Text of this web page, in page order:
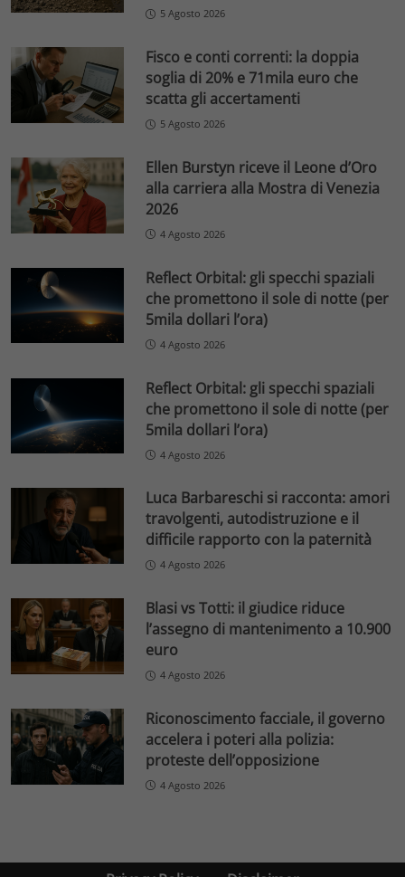
5 Agosto 2026
Fisco e conti correnti: la doppia
soglia di 20% e 71mila euro che
scatta gli accertamenti
5 Agosto 2026
Ellen Burstyn riceve il Leone d’Oro
alla carriera alla Mostra di Venezia
2026
4 Agosto 2026
Reflect Orbital: gli specchi spaziali
che promettono il sole di notte (per
5mila dollari l’ora)
4 Agosto 2026
Reflect Orbital: gli specchi spaziali
che promettono il sole di notte (per
5mila dollari l’ora)
4 Agosto 2026
Luca Barbareschi si racconta: amori
travolgenti, autodistruzione e il
difficile rapporto con la paternità
4 Agosto 2026
Blasi vs Totti: il giudice riduce
l’assegno di mantenimento a 10.900
euro
4 Agosto 2026
Riconoscimento facciale, il governo
accelera i poteri alla polizia:
proteste dell’opposizione
4 Agosto 2026